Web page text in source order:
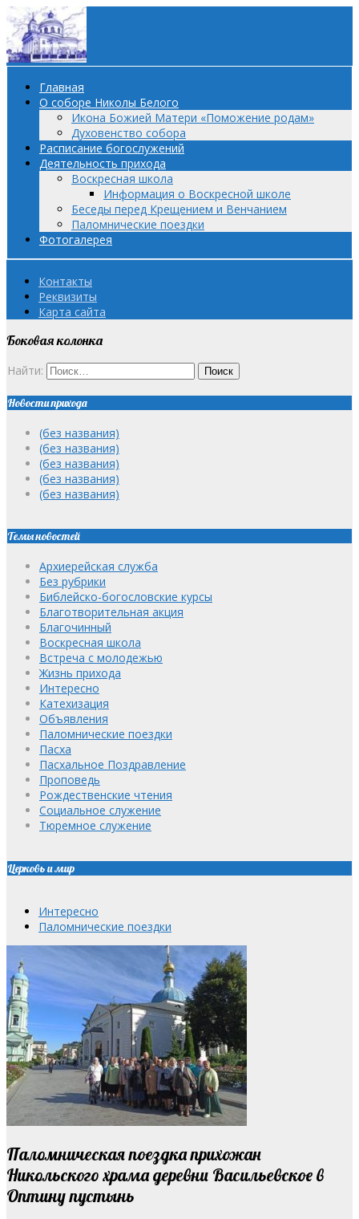
Главная
О соборе Николы Белого
Икона Божией Матери «Поможение родам»
Духовенство собора
Расписание богослужений
Деятельность прихода
Воскресная школа
Информация о Воскресной школе
Беседы перед Крещением и Венчанием
Паломнические поездки
Фотогалерея
Контакты
Реквизиты
Карта сайта
Боковая колонка
Найти:
Новости прихода
(без названия)
(без названия)
(без названия)
(без названия)
(без названия)
Темы новостей
Архиерейская служба
Без рубрики
Библейско-богословские курсы
Благотворительная акция
Благочинный
Воскресная школа
Встреча с молодежью
Жизнь прихода
Интересно
Катехизация
Объявления
Паломнические поездки
Пасха
Пасхальное Поздравление
Проповедь
Рождественские чтения
Социальное служение
Тюремное служение
Церковь и мир
Интересно
Паломнические поездки
Паломническая поездка прихожан
Никольского храма деревни Васильевское в
Оптину пустынь